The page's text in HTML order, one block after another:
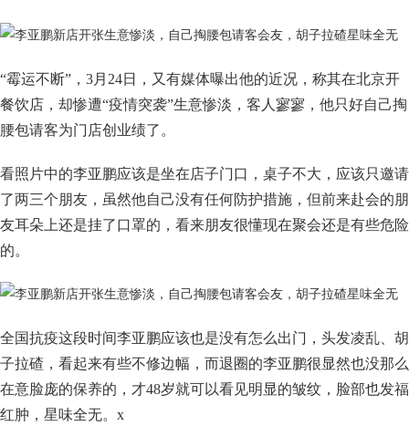
“霉运不断”，3月24日，又有媒体曝出他的近况，称其在北京开
餐饮店，却惨遭“疫情突袭”生意惨淡，客人寥寥，他只好自己掏
腰包请客为门店创业绩了。
看照片中的李亚鹏应该是坐在店子门口，桌子不大，应该只邀请
了两三个朋友，虽然他自己没有任何防护措施，但前来赴会的朋
友耳朵上还是挂了口罩的，看来朋友很懂现在聚会还是有些危险
的。
全国抗疫这段时间李亚鹏应该也是没有怎么出门，头发凌乱、胡
子拉碴，看起来有些不修边幅，而退圈的李亚鹏很显然也没那么
在意脸庞的保养的，才48岁就可以看见明显的皱纹，脸部也发福
红肿，星味全无。x